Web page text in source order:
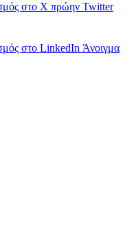
στο X πρώην Twitter
στο LinkedIn Άνοιγμα